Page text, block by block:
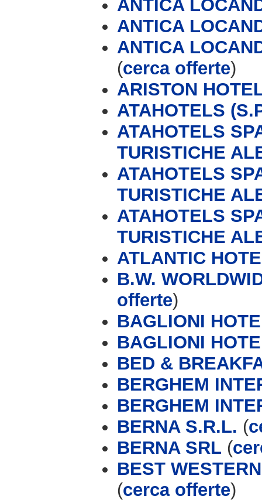
ANTICA
ANTICA
ANTICA
(cerca offerte)
ARISTON
ATAHOTELS
ATAHOTELS
TURISTICHE
ATAHOTELS
TURISTICHE
ATAHOTELS
TURISTICHE
ATLANTIC
B.W.
offerte)
BAGLIONI
BAGLIONI
BED &
BERGHEM
BERGHEM
BERNA S.R.L. (
BERNA SRL (
BEST
(cerca offerte)